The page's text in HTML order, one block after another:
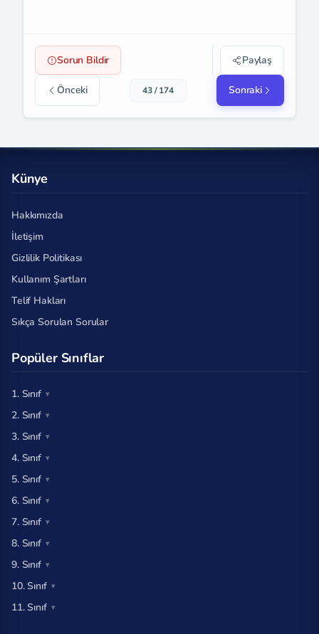
Sorun Bildir Paylaş
Önceki 43 / 174 Sonraki
Künye
Hakkımızda
İletişim
Gizlilik Politikası
Kullanım Şartları
Telif Hakları
Sıkça Sorulan Sorular
Popüler Sınıflar
1. Sınıf
2. Sınıf
3. Sınıf
4. Sınıf
5. Sınıf
6. Sınıf
7. Sınıf
8. Sınıf
9. Sınıf
10. Sınıf
11. Sınıf